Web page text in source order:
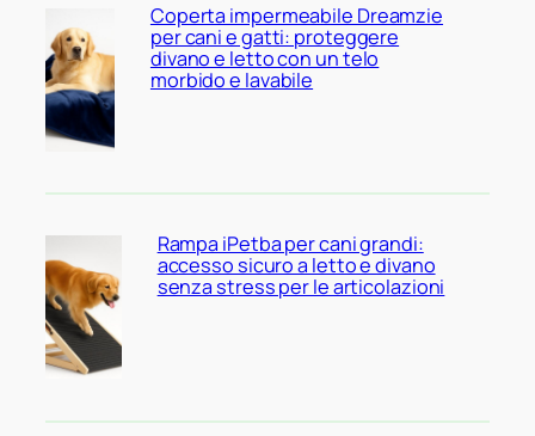
Coperta impermeabile Dreamzie
per cani e gatti: proteggere
divano e letto con un telo
morbido e lavabile
Rampa iPetba per cani grandi:
accesso sicuro a letto e divano
senza stress per le articolazioni